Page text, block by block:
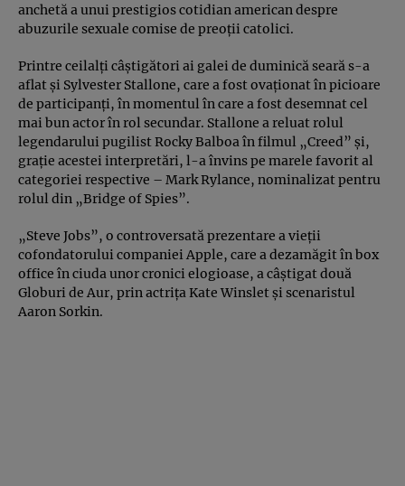
anchetă a unui prestigios cotidian american despre
abuzurile sexuale comise de preoţii catolici.
Printre ceilalţi câştigători ai galei de duminică seară s-a
aflat şi Sylvester Stallone, care a fost ovaţionat în picioare
de participanţi, în momentul în care a fost desemnat cel
mai bun actor în rol secundar. Stallone a reluat rolul
legendarului pugilist Rocky Balboa în filmul „Creed” şi,
graţie acestei interpretări, l-a învins pe marele favorit al
categoriei respective – Mark Rylance, nominalizat pentru
rolul din „Bridge of Spies”.
„Steve Jobs”, o controversată prezentare a vieţii
cofondatorului companiei Apple, care a dezamăgit în box
office în ciuda unor cronici elogioase, a câştigat două
Globuri de Aur, prin actriţa Kate Winslet şi scenaristul
Aaron Sorkin.